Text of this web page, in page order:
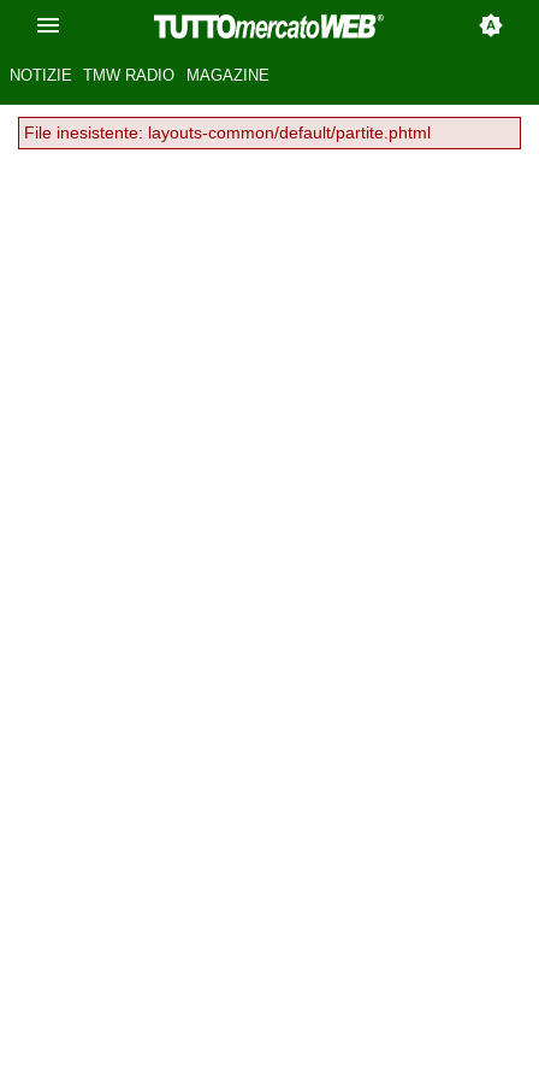
NOTIZIE TMW RADIO MAGAZINE
File inesistente: layouts-common/default/partite.phtml